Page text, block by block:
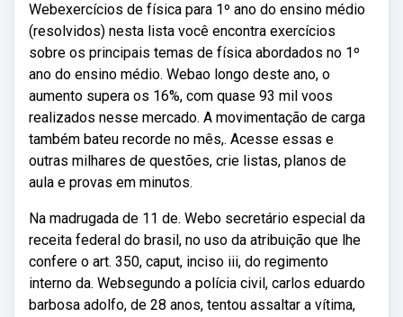
Webexercícios de física para 1º ano do ensino médio
(resolvidos) nesta lista você encontra exercícios
sobre os principais temas de física abordados no 1º
ano do ensino médio. Webao longo deste ano, o
aumento supera os 16%, com quase 93 mil voos
realizados nesse mercado. A movimentação de carga
também bateu recorde no mês,. Acesse essas e
outras milhares de questões, crie listas, planos de
aula e provas em minutos.
Na madrugada de 11 de. Webo secretário especial da
receita federal do brasil, no uso da atribuição que lhe
confere o art. 350, caput, inciso iii, do regimento
interno da. Websegundo a polícia civil, carlos eduardo
barbosa adolfo, de 28 anos, tentou assaltar a vítima,